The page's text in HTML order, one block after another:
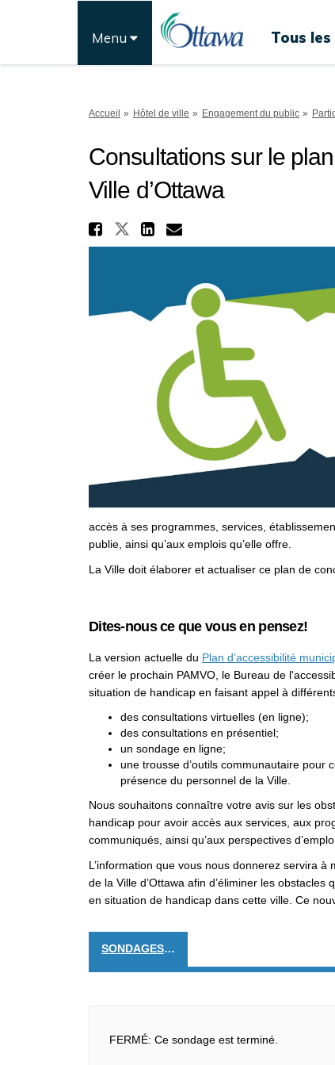
Menu Tous
Vous êtes ici:
Accueil Hôtel de ville Engagement du public
Consultations sur le
Ville d’Ottawa
Partager
Partager
Partager
Courriel
accès à ses programmes, services,
publie, ainsi qu’aux emplois qu’elle offre.
La Ville doit élaborer et actualiser ce plan de
Dites-nous ce que vous en pensez!
La version actuelle du Plan d’accessibilité
créer le prochain PAMVO, le Bureau de
situation de handicap en faisant appel à
des consultations virtuelles (en ligne);
des consultations en présentiel;
un sondage en ligne;
une trousse d’outils communautaire pour
présence du personnel de la Ville.
Nous souhaitons connaître votre avis sur les
handicap pour avoir accès aux services, aux
communiqués, ainsi qu’aux perspectives
L’information que vous nous donnerez servira
de la Ville d’Ottawa afin d’éliminer les
en situation de handicap dans cette ville. Ce
SONDAGES ET FORMULAIRES
FERMÉ: Ce sondage est terminé.